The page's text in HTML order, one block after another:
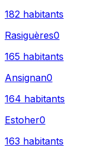
182 habitants
Rasiguères0
165 habitants
Ansignan0
164 habitants
Estoher0
163 habitants